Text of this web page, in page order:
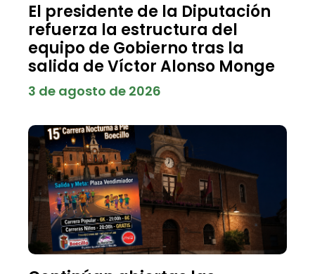
El presidente de la Diputación
refuerza la estructura del
equipo de Gobierno tras la
salida de Víctor Alonso Monge
3 de agosto de 2026